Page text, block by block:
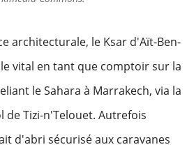
architecturale, le Ksar d'Aït-Ben-
vital en tant que comptoir sur la
le Sahara à Marrakech, via la
de Tizi-n'Telouet. Autrefois
d'abri sécurisé aux caravanes